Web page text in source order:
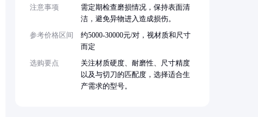
注意事项
需定期检查磨损情况，保持表面清
洁，避免异物进入造成损伤。
参考价格区间
约5000-30000元/对，视材质和尺寸
而定
选购要点
关注材质硬度、耐磨性、尺寸精度
以及与切刀的匹配度，选择适合生
产需求的型号。